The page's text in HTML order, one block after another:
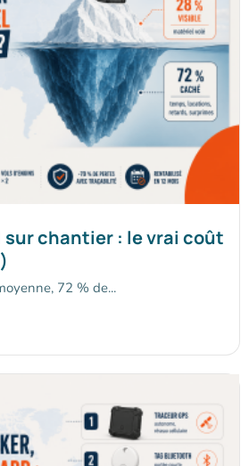
sur chantier : le vrai coût
72 % de...